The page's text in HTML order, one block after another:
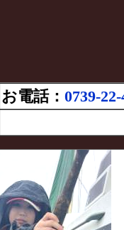
お電話： 0739-